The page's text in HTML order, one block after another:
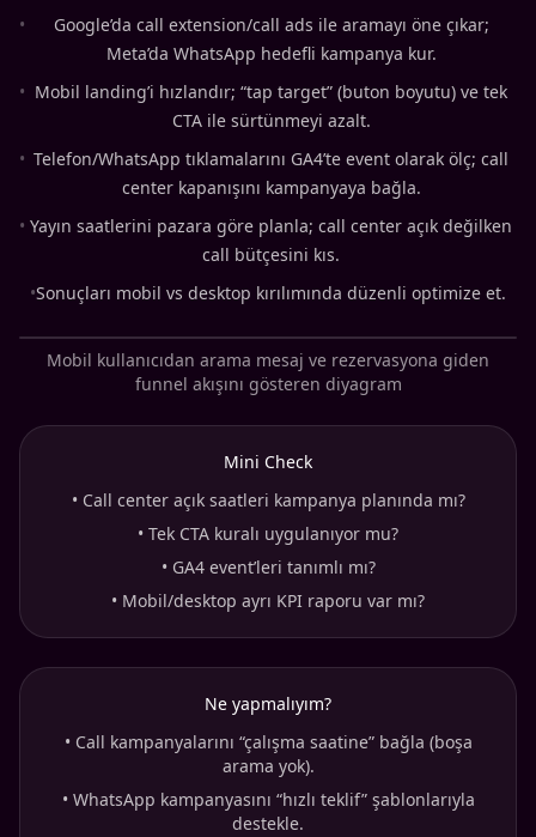
•
Google’da call extension/call ads ile aramayı öne çıkar;
Meta’da WhatsApp hedefli kampanya kur.
• Mobil landing’i hızlandır; “tap target” (buton boyutu) ve tek
CTA ile sürtünmeyi azalt.
• Telefon/WhatsApp tıklamalarını GA4’te event olarak ölç; call
center kapanışını kampanyaya bağla.
• Yayın saatlerini pazara göre planla; call center açık değilken
call bütçesini kıs.
•Sonuçları mobil vs desktop kırılımında düzenli optimize et.
Mobil kullanıcıdan arama mesaj ve rezervasyona giden
funnel akışını gösteren diyagram
Mini Check
• Call center açık saatleri kampanya planında mı?
• Tek CTA kuralı uygulanıyor mu?
• GA4 event’leri tanımlı mı?
• Mobil/desktop ayrı KPI raporu var mı?
Ne yapmalıyım?
• Call kampanyalarını “çalışma saatine” bağla (boşa
arama yok).
• WhatsApp kampanyasını “hızlı teklif” şablonlarıyla
destekle.